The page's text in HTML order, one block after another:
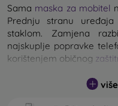
Sama maska za mobitel
Prednju stranu
staklom. Zamjena
najskuplje popravke
korištenjem običnog
Nerazbijivo staklo za